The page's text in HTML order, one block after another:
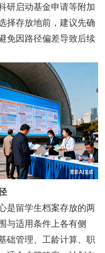
研启动基金申请等附加
择存放地前，建议先确
免因路径偏差导致后续
留学生档案存放的两
与适用条件上各有侧
础管理、工龄计算、职